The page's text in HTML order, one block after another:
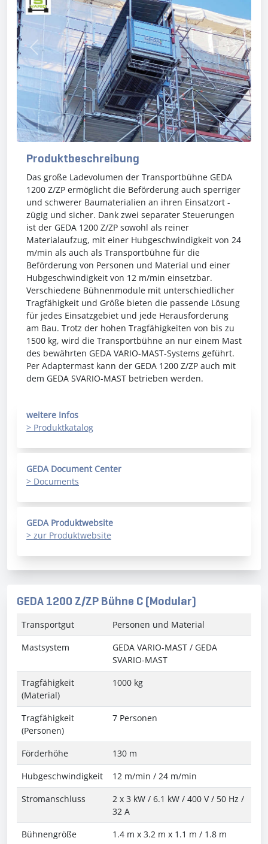
Previous Next
Produktbeschreibung
Das große Ladevolumen der Transportbühne GEDA
1200 Z/ZP ermöglicht die Beförderung auch sperriger
und schwerer Baumaterialien an ihren Einsatzort -
zügig und sicher. Dank zwei separater Steuerungen
ist der GEDA 1200 Z/ZP sowohl als reiner
Materialaufzug, mit einer Hubgeschwindigkeit von 24
m/min als auch als Transportbühne für die
Beförderung von Personen und Material und einer
Hubgeschwindigkeit von 12 m/min einsetzbar.
Verschiedene Bühnenmodule mit unterschiedlicher
Tragfähigkeit und Größe bieten die passende Lösung
für jedes Einsatzgebiet und jede Herausforderung
am Bau. Trotz der hohen Tragfähigkeiten von bis zu
1500 kg, wird die Transportbühne an nur einem Mast
des bewährten GEDA VARIO-MAST-Systems geführt.
Per Adaptermast kann der GEDA 1200 Z/ZP auch mit
dem GEDA SVARIO-MAST betrieben werden.
weitere Infos
> Produktkatalog
GEDA Document Center
> Documents
GEDA Produktwebsite
> zur Produktwebsite
GEDA 1200 Z/ZP Bühne C (Modular)
Transportgut
Personen und Material
Mastsystem
GEDA VARIO-MAST / GEDA
SVARIO-MAST
Tragfähigkeit
(Material)
1000 kg
Tragfähigkeit
(Personen)
7 Personen
Förderhöhe
130 m
Hubgeschwindigkeit
12 m/min / 24 m/min
Stromanschluss
2 x 3 kW / 6.1 kW / 400 V / 50 Hz /
32 A
Bühnengröße
1.4 m x 3.2 m x 1.1 m / 1.8 m